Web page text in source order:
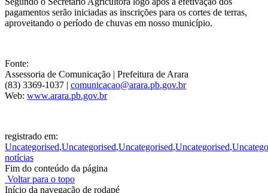
pagamentos serão iniciadas as inscrições para os cortes de terras,
aproveitando o período de chuvas em nosso município.
Fonte:
Assessoria de Comunicação | Prefeitura de Arara
(83) 3369-1037 | comunicacao@arara.pb.gov.br
Web: www.arara.pb.gov.br
registrado em:
Uncategorised,Uncategorised,Uncategorised,Uncategorised,
notícias
Fim do conteúdo da página
Voltar para o topo
Início da navegação de rodapé